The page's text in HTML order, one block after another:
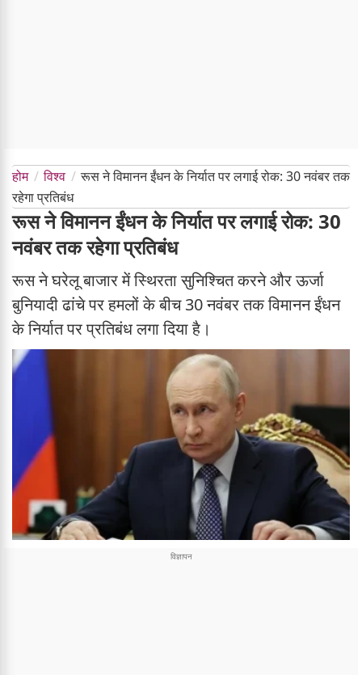
होम विश्व
रूस ने विमानन ईंधन के निर्यात पर लगाई रोक: 30 नवंबर तक
रहेगा प्रतिबंध
रूस ने विमानन ईंधन के निर्यात पर लगाई रोक: 30
नवंबर तक रहेगा प्रतिबंध
रूस ने घरेलू बाजार में स्थिरता सुनिश्चित करने और ऊर्जा
बुनियादी ढांचे पर हमलों के बीच 30 नवंबर तक विमानन ईंधन
के निर्यात पर प्रतिबंध लगा दिया है।